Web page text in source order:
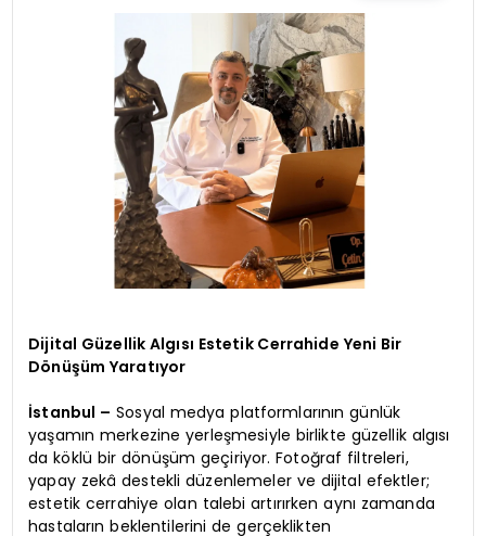
Dijital Güzellik Algısı Estetik Cerrahide Yeni Bir
Dönüşüm Yaratıyor
İstanbul – Sosyal medya platformlarının günlük
yaşamın merkezine yerleşmesiyle birlikte güzellik algısı
da köklü bir dönüşüm geçiriyor. Fotoğraf filtreleri,
yapay zekâ destekli düzenlemeler ve dijital efektler;
estetik cerrahiye olan talebi artırırken aynı zamanda
hastaların beklentilerini de gerçeklikten